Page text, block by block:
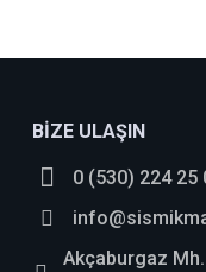
BİZE ULAŞIN
0 (530) 224 25
Akçaburgaz